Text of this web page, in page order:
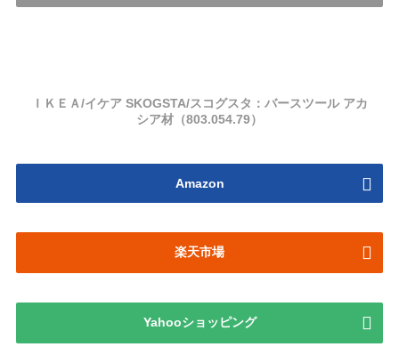
ＩＫＥＡ/イケア SKOGSTA/スコグスタ：バースツール アカ
シア材（803.054.79）
Amazon
楽天市場
Yahooショッピング